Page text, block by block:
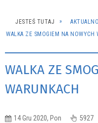
JESTEŚ TUTAJ
WALKA ZE SMOGIEM NA NOWYCH
WALKA ZE
WARUNKACH
14 Gru 2020, Pon 5927